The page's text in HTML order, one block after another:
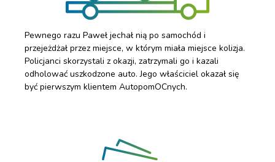
Pewnego razu Paweł jechał nią po samochód i
przejeżdżał przez miejsce, w którym miała miejsce kolizja.
Policjanci skorzystali z okazji, zatrzymali go i kazali
odholować uszkodzone auto. Jego właściciel okazał się
być pierwszym klientem AutopomOCnych.